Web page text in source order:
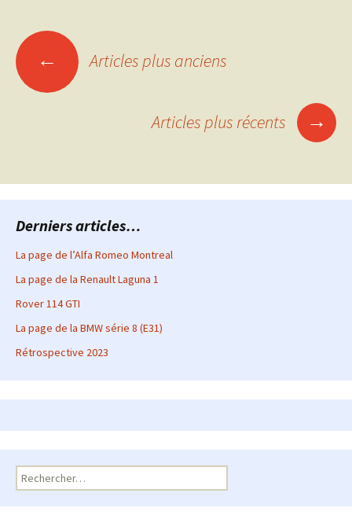
Navigation
des
← Articles plus anciens
Articles plus récents →
Derniers articles…
La page de l’Alfa Romeo Montreal
La page de la Renault Laguna 1
Rover 114 GTI
La page de la BMW série 8 (E31)
Rétrospective 2023
Rechercher :